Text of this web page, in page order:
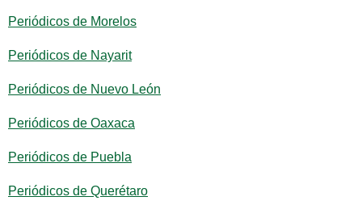
Periódicos de Morelos
Periódicos de Nayarit
Periódicos de Nuevo León
Periódicos de Oaxaca
Periódicos de Puebla
Periódicos de Querétaro